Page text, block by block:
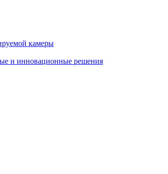
камеры
и инновационные решения